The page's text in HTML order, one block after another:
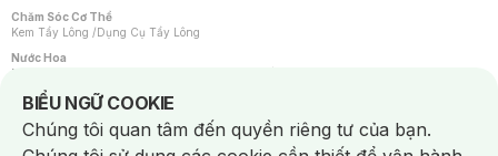
Chăm Sóc Cơ Thể
Kem Tẩy Lông /Dụng Cụ Tẩy Lông
Nước Hoa
Nước Hoa Nữ
Chăm Sóc Cá Nhân
Chống Muỗi /Khẩu Trang /Máy Massage/Mặt Nạ Xông Hơi /Nước Rửa Tay/
Sản Phẩm Chăm Sóc Khác /Bàn Chải Đánh Răng /Bàn Chải Điện/
BIỂU NGỮ COOKIE
Notice about cookies usage
Chúng tôi quan tâm đến quyền riêng tư của bạn.